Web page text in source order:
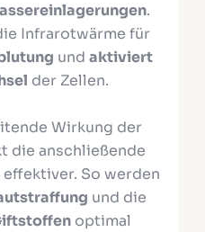
.
Infrarotwärme für
und aktiviert
der Zellen.
Wirkung der
die anschließende
So werden
und die
optimal